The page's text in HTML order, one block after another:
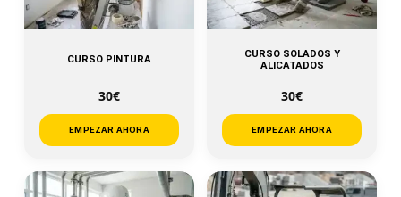
CURSO PINTURA
30€
EMPEZAR AHORA
CURSO SOLADOS Y
ALICATADOS
30€
EMPEZAR AHORA